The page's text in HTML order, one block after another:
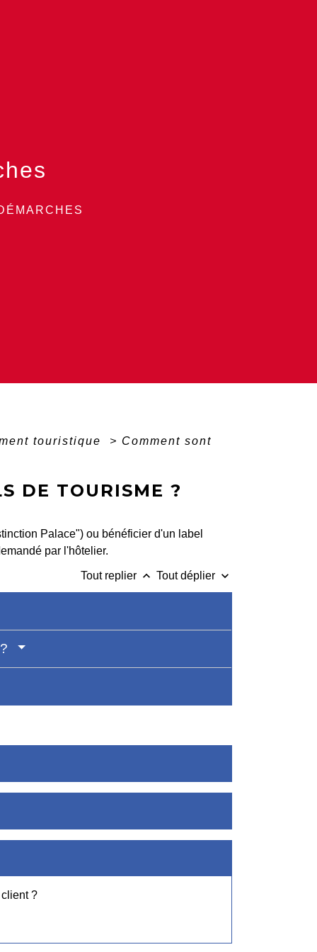
touristique > Comment sont
DE TOURISME ?
Palace") ou bénéficier d'un label
par l'hôtelier.
Tout replier keyboard_arrow_up Tout déplier keyboard_arrow_down
?